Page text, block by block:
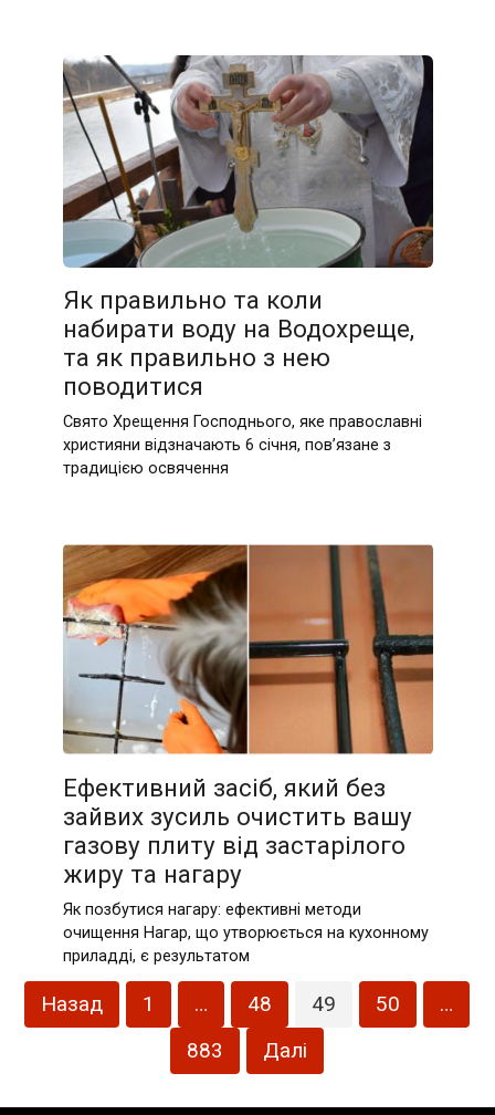
Як правильно та коли
набирати воду на Водохреще,
та як правильно з нею
поводитися
Свято Хрещення Господнього, яке православні
християни відзначають 6 січня, пов’язане з
традицією освячення
Ефективний засіб, який без
зайвих зусиль очистить вашу
газову плиту від застарілого
жиру та нагару
Як позбутися нагару: ефективні методи
очищення Нагар, що утворюється на кухонному
приладді, є результатом
Пагінація
записів
Назад 1 … 48 49 50
…
883
Далі